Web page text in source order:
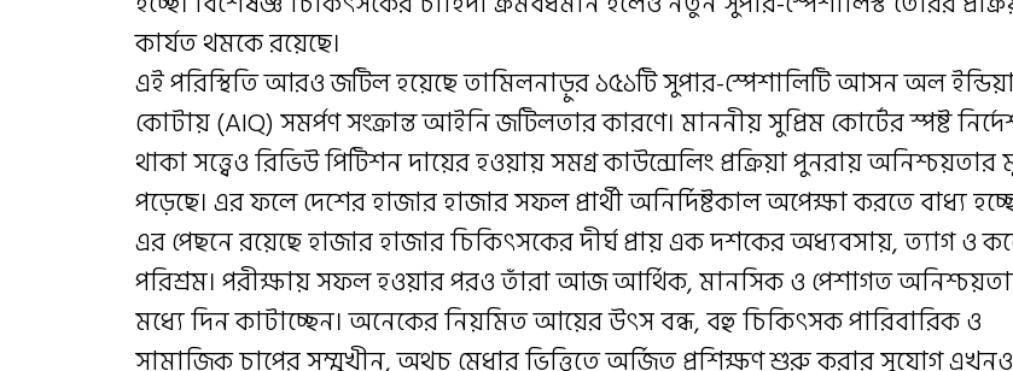
কার্যত থমকে রয়েছে।
এই পরিস্থিতি আরও জটিল হয়েছে তামিলনাড়ুর ১৫১টি সুপার-স্পেশালিটি আসন অল
কোটায় (AIQ) সমর্পণ সংক্রান্ত আইনি জটিলতার কারণে। মাননীয় সুপ্রিম কোর্টের স্পষ্ট
থাকা সত্ত্বেও রিভিউ পিটিশন দায়ের হওয়ায় সমগ্র কাউন্সেলিং প্রক্রিয়া পুনরায় অনিশ্চয়তার
পড়েছে। এর ফলে দেশের হাজার হাজার সফল প্রার্থী অনির্দিষ্টকাল অপেক্ষা করতে বাধ্য
এর পেছনে রয়েছে হাজার হাজার চিকিৎসকের দীর্ঘ প্রায় এক দশকের অধ্যবসায়, ত্যাগ ও
পরিশ্রম। পরীক্ষায় সফল হওয়ার পরও তাঁরা আজ আর্থিক, মানসিক ও পেশাগত
মধ্যে দিন কাটাচ্ছেন। অনেকের নিয়মিত আয়ের উৎস বন্ধ, বহু চিকিৎসক পারিবারিক ও
সামাজিক চাপের সম্মুখীন, অথচ মেধার ভিত্তিতে অর্জিত প্রশিক্ষণ শুরু করার সুযোগ এখনও